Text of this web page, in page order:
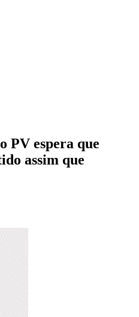
PV espera que
assim que